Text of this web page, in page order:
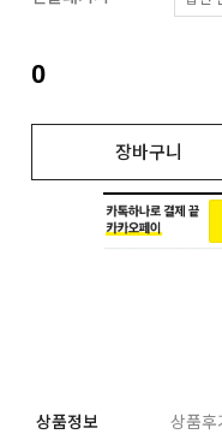
0
장바구니
상품정보 상품후